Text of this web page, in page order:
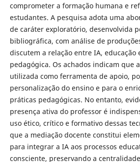
comprometer a formação humana e
estudantes. A pesquisa adota uma
de caráter exploratório, desenvolvida
bibliográfica, com análise de
discutem a relação entre IA, educação
pedagógica. Os achados indicam que
utilizada como ferramenta de apoio,
personalização do ensino e para o
práticas pedagógicas. No entanto,
presença ativa do professor é
uso ético, crítico e formativo dessas
que a mediação docente constitui
para integrar a IA aos processos
consciente, preservando a